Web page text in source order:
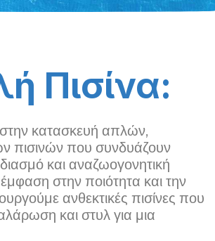
Πισίνα:
στην κατασκευή απλών,
πισινών που συνδυάζουν
και αναζωογονητική
στην ποιότητα και την
ανθεκτικές πισίνες που
και στυλ για μια